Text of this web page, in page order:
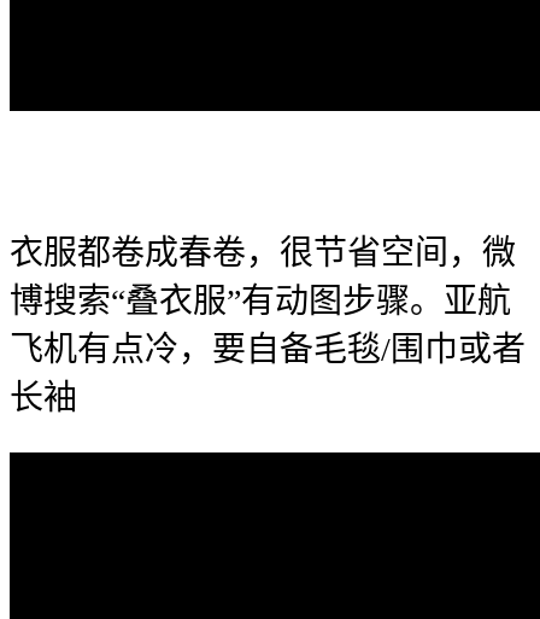
衣服都卷成春卷，很节省空间，微
博搜索“叠衣服”有动图步骤。亚航
飞机有点冷，要自备毛毯/围巾或者
长袖